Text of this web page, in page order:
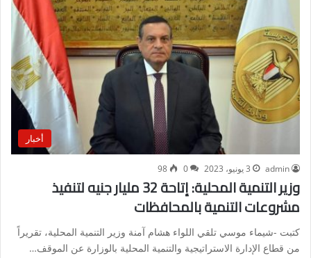
أخبار
admin 3 يونيو، 2023 0
98
وزير التنمية المحلية: إتاحة 32 مليار جنيه لتنفيذ
مشروعات التنمية بالمحافظات
كتبت -شيماء موسي تلقي اللواء هشام آمنة وزير التنمية المحلية، تقريراً
من قطاع الإدارة الاستراتيجية والتنمية المحلية بالوزارة عن الموقف…